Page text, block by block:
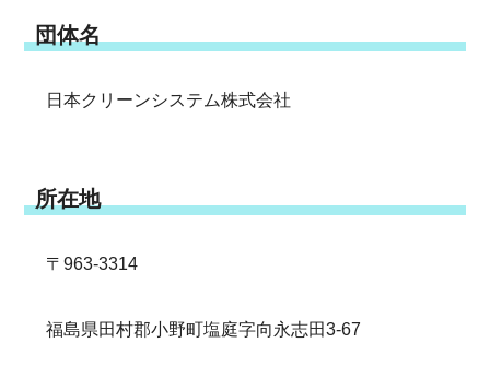
団体名
日本クリーンシステム株式会社
所在地
〒963-3314
福島県田村郡小野町塩庭字向永志田3-67